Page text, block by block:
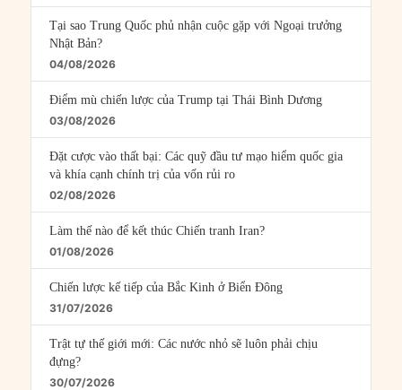
Tại sao Trung Quốc phủ nhận cuộc gặp với Ngoại trưởng
Nhật Bản?
04/08/2026
Điểm mù chiến lược của Trump tại Thái Bình Dương
03/08/2026
Đặt cược vào thất bại: Các quỹ đầu tư mạo hiểm quốc gia
và khía cạnh chính trị của vốn rủi ro
02/08/2026
Làm thế nào để kết thúc Chiến tranh Iran?
01/08/2026
Chiến lược kế tiếp của Bắc Kinh ở Biển Đông
31/07/2026
Trật tự thế giới mới: Các nước nhỏ sẽ luôn phải chịu
đựng?
30/07/2026